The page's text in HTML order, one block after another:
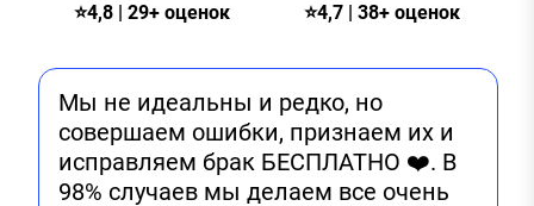
⭐4,8 | 29+ оценок ⭐4,7 | 38+ оценок
Мы не идеальны и редко, но
совершаем ошибки, признаем их и
исправляем брак БЕСПЛАТНО ❤️. В
98% случаев мы делаем все очень